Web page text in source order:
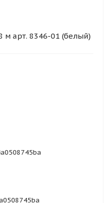
м арт. 8346-01 (белый)